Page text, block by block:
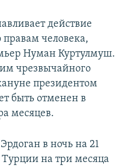
действие
человека,
Нуман Куртулмуш.
чрезвычайного
президентом
быть отменен в
месяцев.
в ночь на 21
на три месяца